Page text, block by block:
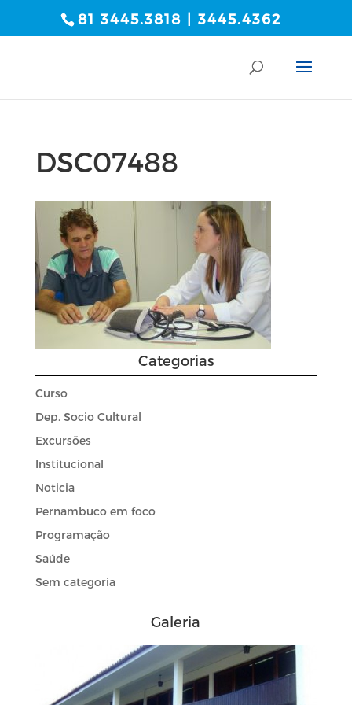
81 3445.3818 | 3445.4362
DSC07488
Categorias
Curso
Dep. Socio Cultural
Excursões
Institucional
Noticia
Pernambuco em foco
Programação
Saúde
Sem categoria
Galeria